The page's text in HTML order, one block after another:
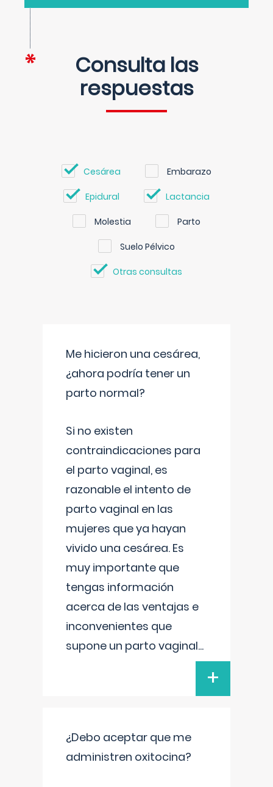
Consulta las
respuestas
Cesárea Embarazo
Epidural Lactancia
Molestia Parto
Suelo Pélvico
Otras consultas
Me hicieron una cesárea,
¿ahora podría tener un
parto normal?
Si no existen
contraindicaciones para
el parto vaginal, es
razonable el intento de
parto vaginal en las
mujeres que ya hayan
vivido una cesárea. Es
muy importante que
tengas información
acerca de las ventajas e
inconvenientes que
supone un parto vaginal...
+
¿Debo aceptar que me
administren oxitocina?